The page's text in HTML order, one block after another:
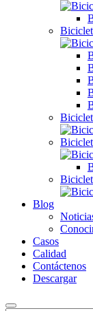
Blog
Casos
Calidad
Contáctenos
Descargar